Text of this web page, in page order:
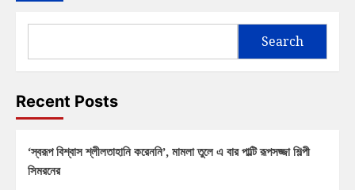
Search
Recent Posts
‘স্বরূপ বিশ্বাস শ্লীলতাহানি করেননি’, মামলা তুলে এ বার পাল্টি রূপসজ্জা শিল্পী
সিমরনের